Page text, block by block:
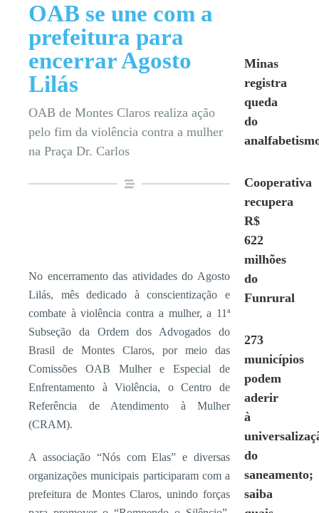
OAB se une com a
prefeitura para
encerrar Agosto
Lilás
OAB de Montes Claros realiza ação
pelo fim da violência contra a mulher
na Praça Dr. Carlos
No encerramento das atividades do Agosto
Lilás, mês dedicado à conscientização e
combate à violência contra a mulher, a 11ª
Subseção da Ordem dos Advogados do
Brasil de Montes Claros, por meio das
Comissões OAB Mulher e Especial de
Enfrentamento à Violência, o Centro de
Referência de Atendimento à Mulher
(CRAM).
A associação “Nós com Elas” e diversas
organizações municipais participaram com a
prefeitura de Montes Claros, unindo forças
Minas
registra
queda
do
Cooperativa
recupera
R$
622
milhões
do
Funrural
273
municípios
podem
aderir
à
do
saneamento;
saiba